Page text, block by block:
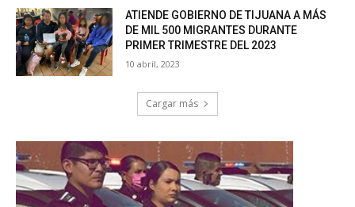
ATIENDE GOBIERNO DE TIJUANA A MÁS
DE MIL 500 MIGRANTES DURANTE
PRIMER TRIMESTRE DEL 2023
10 abril, 2023
Cargar más